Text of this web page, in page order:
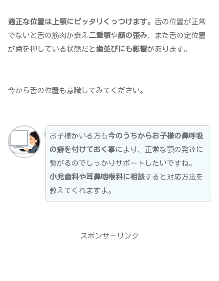
適正な位置は上顎にピッタリくっつけます。 舌の位置が正常
でないと舌の筋肉が衰え 二重顎や顔の歪み、また舌の定位置
が歯を押している状態だと 歯並びにも影響があります。
今から舌の位置も意識してみてください。
お子様がいる方も今のうちからお子様の鼻呼吸
の癖を付けておく 事により、正常な顎の発達に
繋がるのでしっかりサポートしたいですね。
小児歯科や耳鼻咽喉科に相談すると対応方法を
教えてくれますよ。
スポンサーリンク